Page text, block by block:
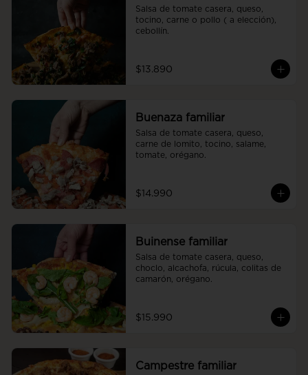
Salsa de tomate casera, queso,
tocino, carne o pollo ( a elección),
cebollín.
$13.890
Buenaza familiar
Salsa de tomate casera, queso,
carne de lomito, tocino, salame,
tomate, orégano.
$14.990
Buinense familiar
Salsa de tomate casera, queso,
choclo, alcachofa, rúcula, colitas de
camarón, orégano.
$15.990
Campestre familiar